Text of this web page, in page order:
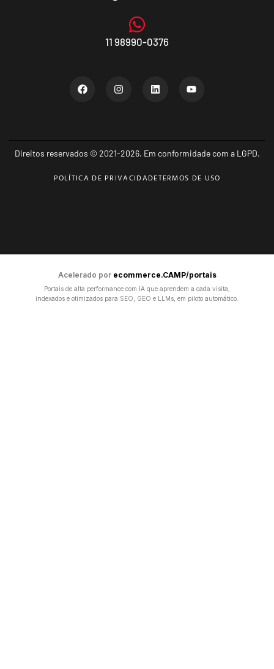
11 98990-0376
Direitos reservados © 2021-2026. Em conformidade com a LGPD.
POLÍTICA DE PRIVACIDADETERMOS DE USO
Acelerado por ecommerce.CAMP/portais
Portais de alta performance com IA que aprendem a cada visita,
indexados e otimizados para SEO, GEO e LLMs, em piloto automático.